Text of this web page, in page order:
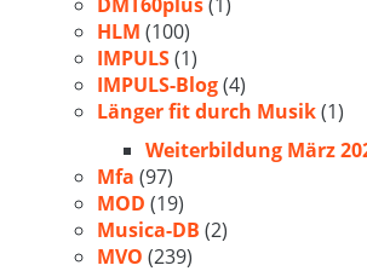
HLM (100)
IMPULS(1)
IMPULS-Blog(4)
Länger fit durch Musik(1)
Weiterbildung März
Mfa (97)
MOD (19)
Musica-DB (2)
MVO (239)